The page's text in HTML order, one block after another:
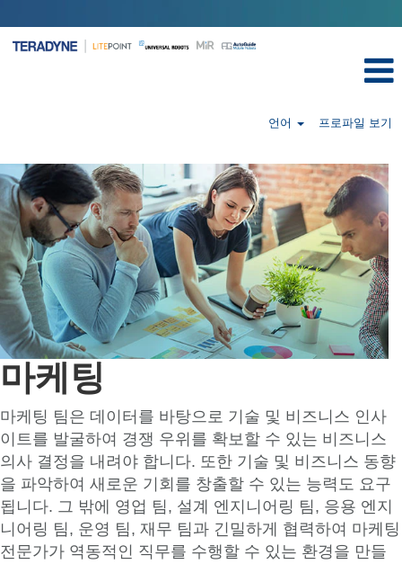
언어 프로파일 보기
ko
마케팅
마케팅 팀은 데이터를 바탕으로 기술 및 비즈니스 인사
이트를 발굴하여 경쟁 우위를 확보할 수 있는 비즈니스
의사 결정을 내려야 합니다. 또한 기술 및 비즈니스 동향
을 파악하여 새로운 기회를 창출할 수 있는 능력도 요구
됩니다. 그 밖에 영업 팀, 설계 엔지니어링 팀, 응용 엔지
니어링 팀, 운영 팀, 재무 팀과 긴밀하게 협력하여 마케팅
전문가가 역동적인 직무를 수행할 수 있는 환경을 만들